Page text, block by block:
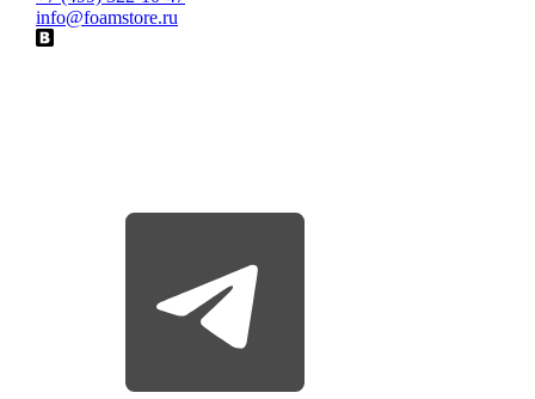
info@foamstore.ru